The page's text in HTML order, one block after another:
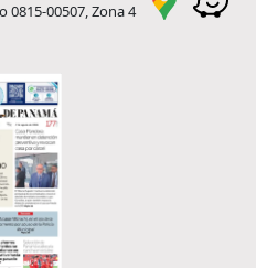
0815-00507, Zona 4